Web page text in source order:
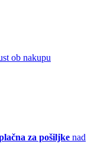
ob nakupu
za pošiljke nad